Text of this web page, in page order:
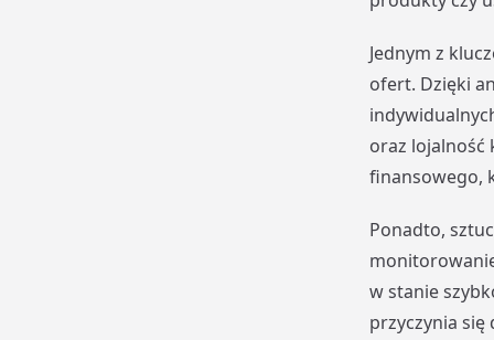
Jednym z
ofert. Dzięki
oraz lojalność
finansowego,
Ponadto,
w stanie
przyczynia